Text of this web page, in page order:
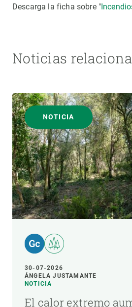
Descarga la ficha sobre "
Noticias
NOTICIA
30-07-2026
ÁNGELA JUSTAMANTE
NOTICIA
El calor extremo